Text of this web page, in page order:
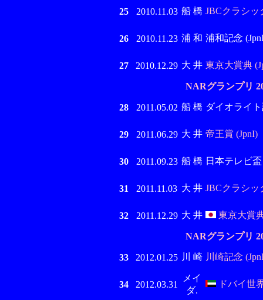
25 2010.11.03 船 橋 JBCクラシッ
26 2010.11.23 浦 和 浦和記念
27 2010.12.29 大 井 東京大賞典
NARグランプリ
28 2011.05.02 船 橋 ダイオライ
29 2011.06.29 大 井 帝王賞 (JpnI)
30 2011.09.23 船 橋 日本テレビ盃
31 2011.11.03 大 井 JBCクラシッ
32 2011.12.29 大 井 東京大賞
NARグランプリ
33 2012.01.25 川 崎 川崎記念
34 2012.03.31
メイ
ダ.
ドバイ世